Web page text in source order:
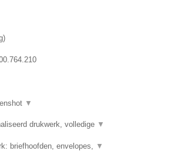
)
▼
drukwerk, volledige ▼
briefhoofden, envelopes, ▼